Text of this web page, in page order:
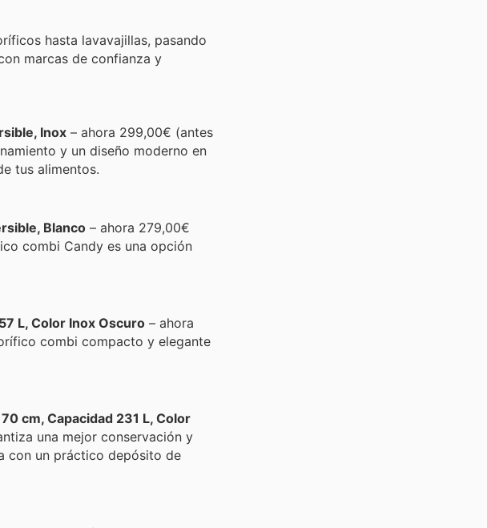
hasta lavavajillas, pasando
marcas de confianza y
Inox – ahora 299,00€ (antes
y un diseño moderno en
tus alimentos.
Blanco – ahora 279,00€
combi Candy es una opción
L, Color Inox Oscuro – ahora
combi compacto y elegante
cm, Capacidad 231 L, Color
una mejor conservación y
con un práctico depósito de